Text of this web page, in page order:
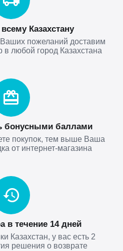
Казахстану
пожеланий доставим
в любой город Казахстана
бонусными баллами
покупок, тем выше Ваша
от интернет-магазина
в течение 14 дней
Казахстан, у вас есть 2
решения о возврате